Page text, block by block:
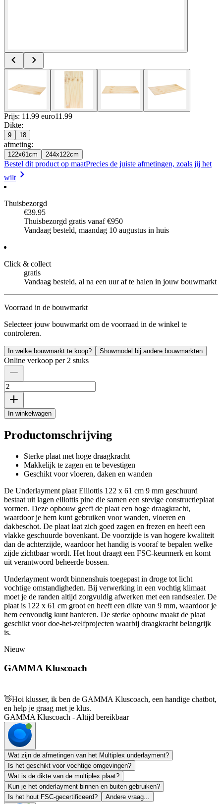
Prijs: 11.99 euro11 .99
Dikte:
9 18
afmeting:
122x61cm 244x122cm
Bestel dit product op maatPrecies de juiste afmetingen, zoals jij het
wilt
Thuisbezorgd
€39.95
Thuisbezorgd gratis vanaf €950
Vandaag besteld, maandag 10 augustus in huis
Click & collect
gratis
Vandaag besteld, al na een uur af te halen in jouw bouwmarkt
Voorraad in de bouwmarkt
Selecteer jouw bouwmarkt om de voorraad in de winkel te
controleren.
In welke bouwmarkt te koop? Showmodel bij andere bouwmarkten
Online verkoop per 2 stuks
In winkelwagen
Productomschrijving
Sterke plaat met hoge draagkracht
Makkelijk te zagen en te bevestigen
Geschikt voor vloeren, daken en wanden
De Underlayment plaat Elliottis 122 x 61 cm 9 mm geschuurd
bestaat uit lagen elliottis pine die samen een stevige constructieplaat
vormen. Deze opbouw geeft de plaat een hoge draagkracht,
waardoor je hem kunt gebruiken voor wanden, vloeren en
dakbeschot. De plaat laat zich goed zagen en frezen en heeft een
vlakke geschuurde bovenkant. De voorzijde is van hogere kwaliteit
dan de achterzijde, waardoor het handig is vooraf te bepalen welke
zijde zichtbaar wordt. Het hout draagt een FSC-keurmerk en komt
uit verantwoord beheerde bossen.
Underlayment wordt binnenshuis toegepast in droge tot licht
vochtige omstandigheden. Bij verwerking in een vochtig klimaat
moet je de randen altijd zorgvuldig afwerken met een randsealer. De
plaat is 122 x 61 cm groot en heeft een dikte van 9 mm, waardoor je
hem eenvoudig kunt hanteren. De sterke opbouw maakt de plaat
geschikt voor doe-het-zelfprojecten waarbij draagkracht belangrijk
is.
Nieuw
GAMMA Kluscoach
👋Hoi klusser, ik ben de GAMMA Kluscoach, een handige chatbot,
en help je graag met je klus.
GAMMA Kluscoach - Altijd bereikbaar
Wat zijn de afmetingen van het Multiplex underlayment?
Is het geschikt voor vochtige omgevingen?
Wat is de dikte van de multiplex plaat?
Kun je het onderlayment binnen en buiten gebruiken?
Is het hout FSC-gecertificeerd?
Andere vraag...